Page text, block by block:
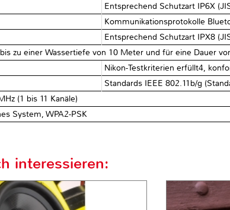
Entsprechend Schutzart IP6X
Kommunikationsprotokolle
Entsprechend Schutzart IPX8
zu einer Wassertiefe von 10 Meter und für eine Dauer
Nikon-Testkriterien erfüllt4,
Standards IEEE 802.11b/g
(1 bis 11 Kanäle)
System, WPA2-PSK
interessieren: